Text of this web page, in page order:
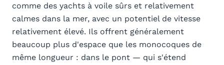
comme des yachts à voile sûrs et relativement
calmes dans la mer, avec un potentiel de vitesse
relativement élevé. Ils offrent généralement
beaucoup plus d'espace que les monocoques de
même longueur : dans le pont — qui s'étend